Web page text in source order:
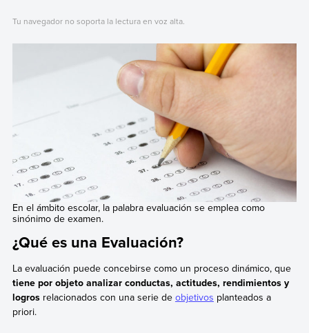
Tu navegador no soporta la lectura en voz alta.
En el ámbito escolar, la palabra evaluación se emplea como
sinónimo de examen.
¿Qué es una Evaluación?
La evaluación puede concebirse como un proceso dinámico, que
tiene por objeto analizar conductas, actitudes, rendimientos y
logrosrelacionados con una serie de objetivos planteados a
priori.